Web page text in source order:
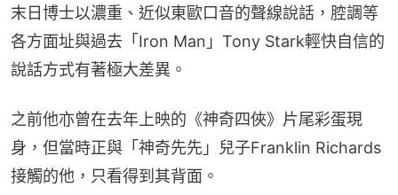
末日博士以濃重、近似東歐口音的聲線說話，腔調等
各方面址與過去「Iron Man」Tony Stark輕快自信的
說話方式有著極大差異。
之前他亦曾在去年上映的《神奇四俠》片尾彩蛋現
身，但當時正與「神奇先先」兒子Franklin Richards
接觸的他，只看得到其背面。